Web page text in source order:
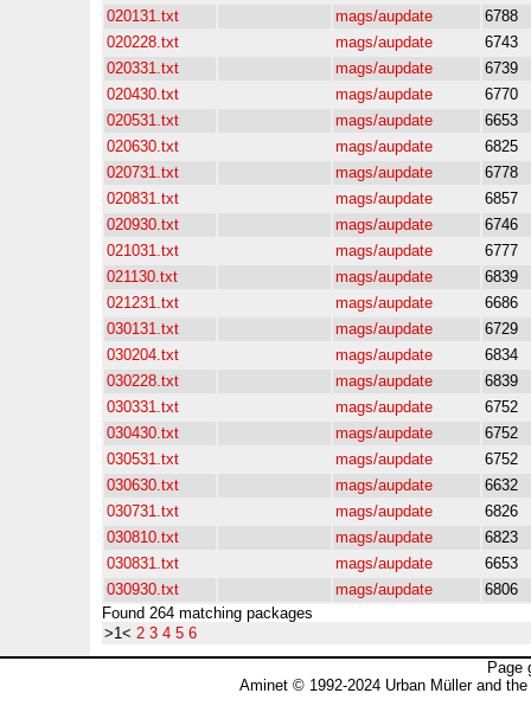
020131.txt
mags/aupdate
6788
020228.txt
mags/aupdate
6743
020331.txt
mags/aupdate
6739
020430.txt
mags/aupdate
6770
020531.txt
mags/aupdate
6653
020630.txt
mags/aupdate
6825
020731.txt
mags/aupdate
6778
020831.txt
mags/aupdate
6857
020930.txt
mags/aupdate
6746
021031.txt
mags/aupdate
6777
021130.txt
mags/aupdate
6839
021231.txt
mags/aupdate
6686
030131.txt
mags/aupdate
6729
030204.txt
mags/aupdate
6834
030228.txt
mags/aupdate
6839
030331.txt
mags/aupdate
6752
030430.txt
mags/aupdate
6752
030531.txt
mags/aupdate
6752
030630.txt
mags/aupdate
6632
030731.txt
mags/aupdate
6826
030810.txt
mags/aupdate
6823
030831.txt
mags/aupdate
6653
030930.txt
mags/aupdate
6806
Found 264 matching packages
>1< 2 3 4 5 6
Page
Aminet © 1992-2024 Urban Müller and the